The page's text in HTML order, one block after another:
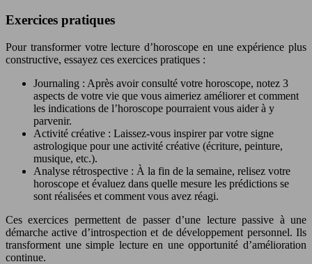
Exercices pratiques
Pour transformer votre lecture d’horoscope en une expérience plus
constructive, essayez ces exercices pratiques :
Journaling : Après avoir consulté votre horoscope, notez 3
aspects de votre vie que vous aimeriez améliorer et comment
les indications de l’horoscope pourraient vous aider à y
parvenir.
Activité créative : Laissez-vous inspirer par votre signe
astrologique pour une activité créative (écriture, peinture,
musique, etc.).
Analyse rétrospective : À la fin de la semaine, relisez votre
horoscope et évaluez dans quelle mesure les prédictions se
sont réalisées et comment vous avez réagi.
Ces exercices permettent de passer d’une lecture passive à une
démarche active d’introspection et de développement personnel. Ils
transforment une simple lecture en une opportunité d’amélioration
continue.